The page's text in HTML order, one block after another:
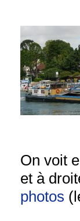
On voit
et à
photos